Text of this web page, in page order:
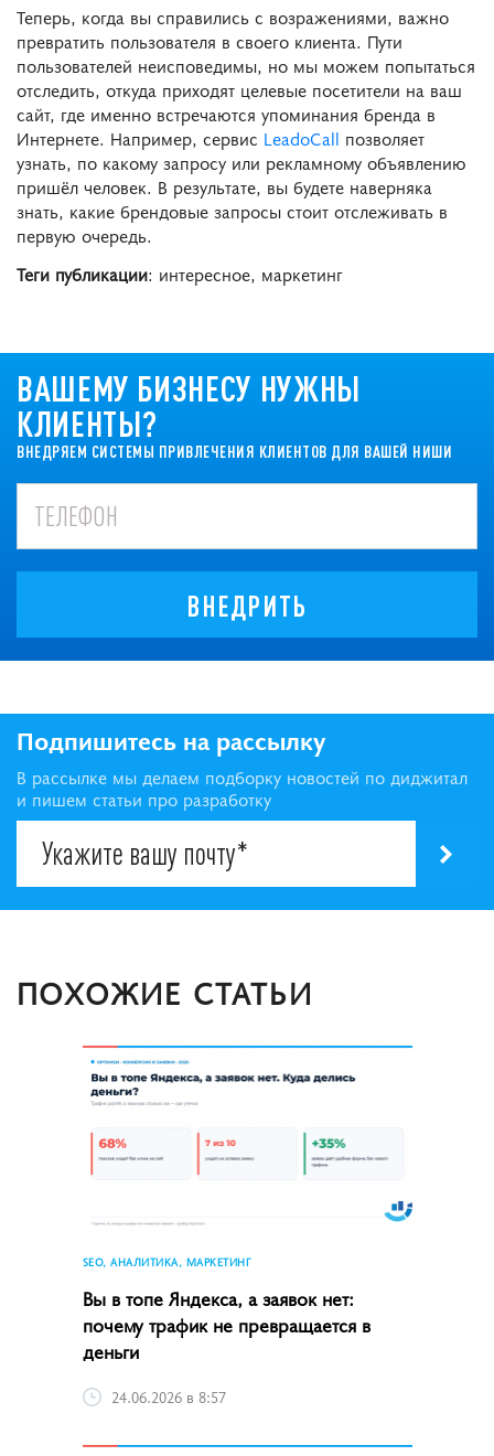
Теперь, когда вы справились с возражениями, важно
превратить пользователя в своего клиента. Пути
пользователей неисповедимы, но мы можем попытаться
отследить, откуда приходят целевые посетители на ваш
сайт, где именно встречаются упоминания бренда в
Интернете. Например, сервис LeadoСall позволяет
узнать, по какому запросу или рекламному объявлению
пришёл человек. В результате, вы будете наверняка
знать, какие брендовые запросы стоит отслеживать в
первую очередь.
Теги публикации: интересное, маркетинг
ВАШЕМУ БИЗНЕСУ НУЖНЫ
КЛИЕНТЫ?
ВНЕДРЯЕМ СИСТЕМЫ ПРИВЛЕЧЕНИЯ КЛИЕНТОВ ДЛЯ ВАШЕЙ НИШИ
ВНЕДРИТЬ
Подпишитесь на рассылку
В рассылке мы делаем подборку новостей по диджитал
и пишем статьи про разработку
ПОХОЖИЕ СТАТЬИ
SEO, АНАЛИТИКА, МАРКЕТИНГ
Вы в топе Яндекса, а заявок нет:
почему трафик не превращается в
деньги
24.06.2026 в 8:57